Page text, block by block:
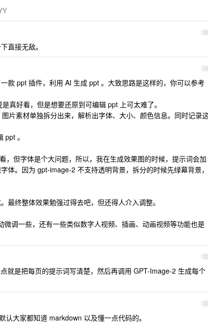
10
直接无敌。
11
款 ppt 插件，利用 AI 生成 ppt 。大致思路是这样的，你可以参考
真好看，但是想要还原到可编辑 ppt 上可太难了。
片素材单独拆分出来，解析出字体、大小、颜色信息。同时记录
。
，但字体是个大问题，所以，我在生成效果图的时候，提示词会加
体。因为 gpt-image-2 不支持透明背景，拆分的时候先绿幕背景，
最终整体效果勉强过得去吧，但还得人介入调整。
调一些，还有一些类似数字人视频、插画、动画视频等功能也是
12
就是把每页的提示词写清楚，然后再调用 GPT-Image-2 生成每个
13
认大家都知道 markdown 以及懂一点代码的。